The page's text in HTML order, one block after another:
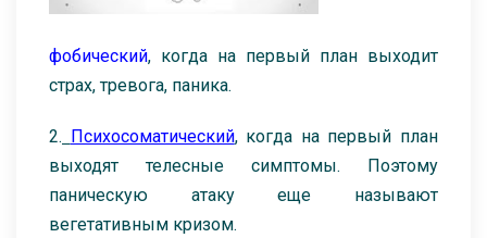
фобический, когда на первый план выходит
страх, тревога, паника.
2. Психосоматический, когда на первый план
выходят телесные симптомы. Поэтому
паническую атаку еще называют
вегетативным кризом.